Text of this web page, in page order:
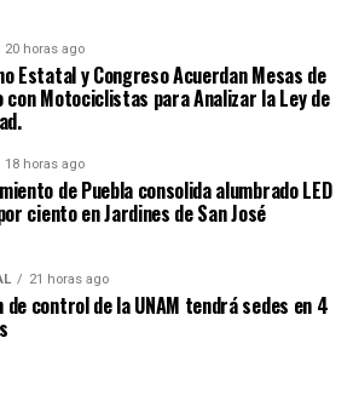
20 horas ago
Estatal y Congreso Acuerdan Mesas de
con Motociclistas para Analizar la Ley de
18 horas ago
de Puebla consolida alumbrado LED
ciento en Jardines de San José
21 horas ago
de control de la UNAM tendrá sedes en 4